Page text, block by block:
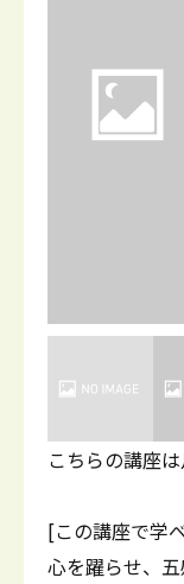
こちらの講座
[この講座で学
心を躍らせ、